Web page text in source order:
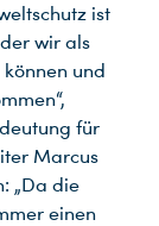
ist
wir als
und
für
Marcus
„Da die
einen